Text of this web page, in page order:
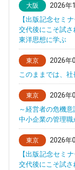
大阪
2026年
【出版記念セミ
交代後にこそ試さ
東洋思想に学ぶ
東京
2026年
このままでは、
東京
2026年
～経営者の危機
中小企業の管理
東京
2026年
【出版記念セミ
交代後にこそ試さ